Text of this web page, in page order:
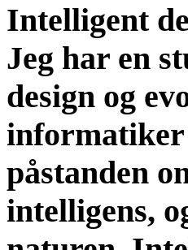
Intelligent
Jeg har en
design og
påstanden
intelligens,